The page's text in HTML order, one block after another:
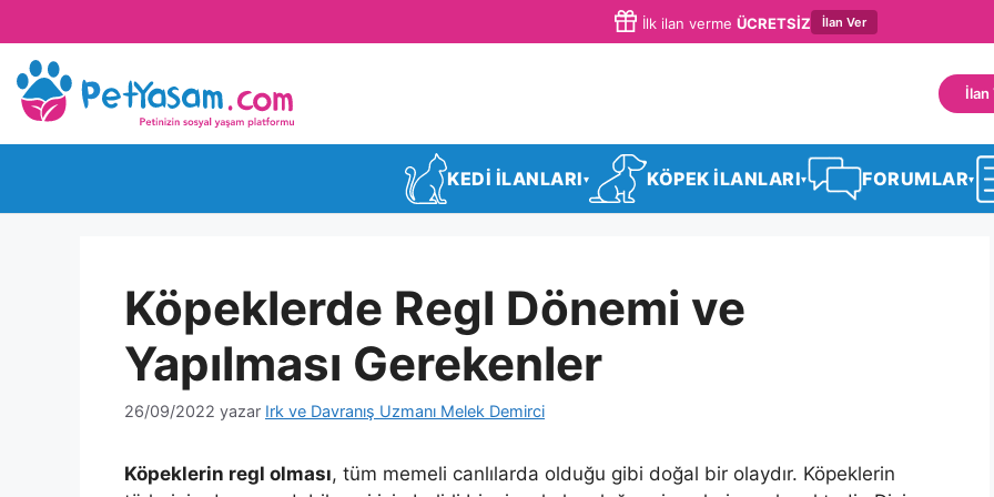
İlk ilan verme ÜCRETSİZ İlan Ver
İlan
KEDİ İLANLARI▾ KÖPEK İLANLARI▾ FORUMLAR▾
Köpeklerde Regl Dönemi ve
Yapılması Gerekenler
26/09/2022 yazar Irk ve Davranış Uzmanı Melek Demirci
Köpeklerin regl olması, tüm memeli canlılarda olduğu gibi doğal bir olaydır. Köpeklerin